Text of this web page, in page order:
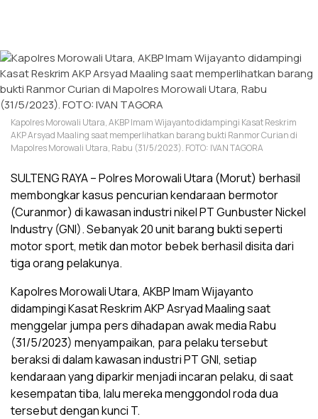
Kapolres Morowali Utara, AKBP Imam Wijayanto didampingi Kasat Reskrim
AKP Arsyad Maaling saat memperlihatkan barang bukti Ranmor Curian di
Mapolres Morowali Utara, Rabu (31/5/2023). FOTO: IVAN TAGORA
SULTENG RAYA – Polres Morowali Utara (Morut) berhasil
membongkar kasus pencurian kendaraan bermotor
(Curanmor) di kawasan industri nikel PT Gunbuster Nickel
Industry (GNI). Sebanyak 20 unit barang bukti seperti
motor sport, metik dan motor bebek berhasil disita dari
tiga orang pelakunya.
Kapolres Morowali Utara, AKBP Imam Wijayanto
didampingi Kasat Reskrim AKP Asryad Maaling saat
menggelar jumpa pers dihadapan awak media Rabu
(31/5/2023) menyampaikan, para pelaku tersebut
beraksi di dalam kawasan industri PT GNI, setiap
kendaraan yang diparkir menjadi incaran pelaku, di saat
kesempatan tiba, lalu mereka menggondol roda dua
tersebut dengan kunci T.